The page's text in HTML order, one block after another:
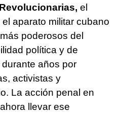
el
aparato militar cubano
poderosos del
política y de
años por
activistas y
La acción penal en
llevar ese